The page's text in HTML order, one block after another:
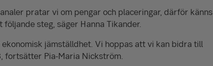
pratar vi om pengar och placeringar, därför känns
steg, säger Hanna Tikander.
jämställdhet. Vi hoppas att vi kan bidra till
fortsätter Pia-Maria Nickström.